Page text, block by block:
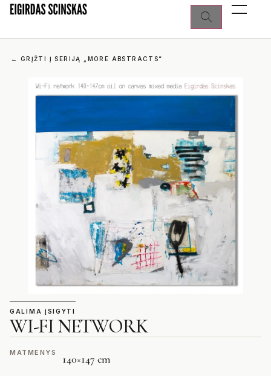
← GRĮŽTI Į SERIJĄ „MORE ABSTRACTS“
GALIMA ĮSIGYTI
WI-FI NETWORK
MATMENYS 140×147 cm